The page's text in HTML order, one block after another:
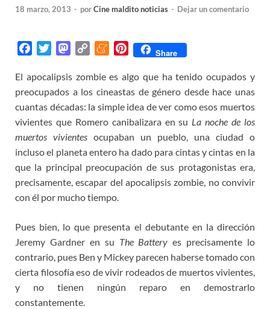
18 marzo, 2013 - porCine maldito noticias - Dejar un comentario
c
e
b
o
o
k
i
t
t
e
r
M
s
t
o
d
o
n
p
y
L
i
n
k
M
n
e
a
m
e
P
n
t
e
r
e
s
t
Share
El apocalipsis zombie es algo que ha tenido ocupados y
preocupados a los cineastas de género desde hace unas
cuantas décadas: la simple idea de ver como esos muertos
vivientes que Romero canibalizara en su La noche de los
muertos vivientes ocupaban un pueblo, una ciudad o
incluso el planeta entero ha dado para cintas y cintas en la
que la principal preocupación de sus protagonistas era,
precisamente, escapar del apocalipsis zombie, no convivir
con él por mucho tiempo.
Pues bien, lo que presenta el debutante en la dirección
Jeremy Gardner en su The Battery es precisamente lo
contrario, pues Ben y Mickey parecen haberse tomado con
cierta filosofía eso de vivir rodeados de muertos vivientes,
y no tienen ningún reparo en demostrarlo
constantemente.